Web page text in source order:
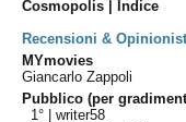
Cosmopolis | Indice
Recensioni &
MYmovies
Giancarlo Zappoli
Pubblico (per
1° |writer58